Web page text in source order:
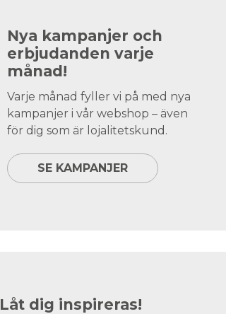
Nya kampanjer och
erbjudanden varje
månad!
Varje månad fyller vi på med nya
kampanjer i vår webshop – även
för dig som är lojalitetskund.
SE KAMPANJER
Låt dig inspireras!